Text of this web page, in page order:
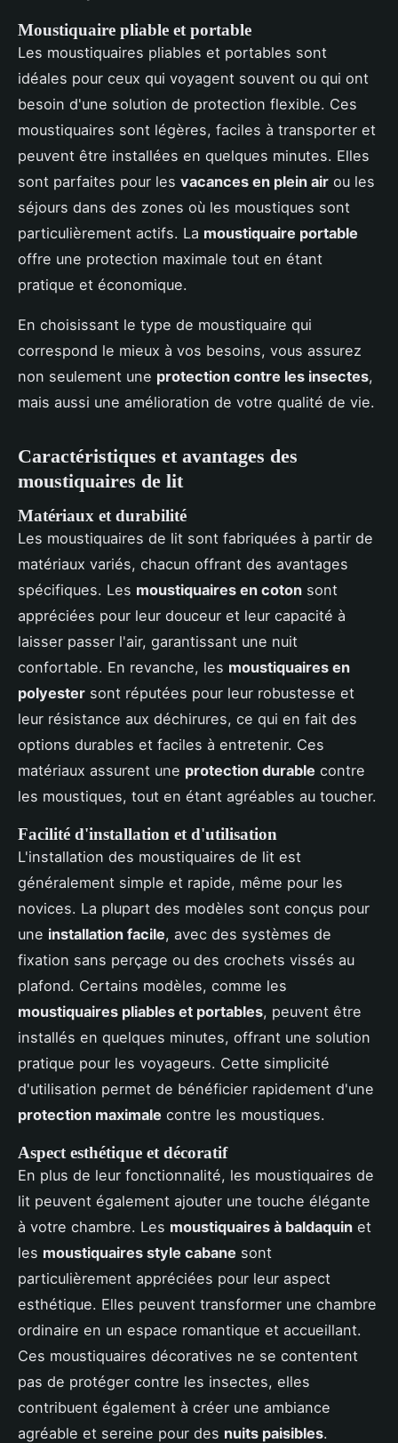
Moustiquaire pliable et portable
Les moustiquaires pliables et portables sont
idéales pour ceux qui voyagent souvent ou qui ont
besoin d'une solution de protection flexible. Ces
moustiquaires sont légères, faciles à transporter et
peuvent être installées en quelques minutes. Elles
sont parfaites pour les vacances en plein air ou les
séjours dans des zones où les moustiques sont
particulièrement actifs. La moustiquaire portable
offre une protection maximale tout en étant
pratique et économique.
En choisissant le type de moustiquaire qui
correspond le mieux à vos besoins, vous assurez
non seulement une protection contre les insectes,
mais aussi une amélioration de votre qualité de vie.
Caractéristiques et avantages des
moustiquaires de lit
Matériaux et durabilité
Les moustiquaires de lit sont fabriquées à partir de
matériaux variés, chacun offrant des avantages
spécifiques. Les moustiquaires en coton sont
appréciées pour leur douceur et leur capacité à
laisser passer l'air, garantissant une nuit
confortable. En revanche, les moustiquaires en
polyester sont réputées pour leur robustesse et
leur résistance aux déchirures, ce qui en fait des
options durables et faciles à entretenir. Ces
matériaux assurent une protection durable contre
les moustiques, tout en étant agréables au toucher.
Facilité d'installation et d'utilisation
L'installation des moustiquaires de lit est
généralement simple et rapide, même pour les
novices. La plupart des modèles sont conçus pour
une installation facile, avec des systèmes de
fixation sans perçage ou des crochets vissés au
plafond. Certains modèles, comme les
moustiquaires pliables et portables, peuvent être
installés en quelques minutes, offrant une solution
pratique pour les voyageurs. Cette simplicité
d'utilisation permet de bénéficier rapidement d'une
protection maximale contre les moustiques.
Aspect esthétique et décoratif
En plus de leur fonctionnalité, les moustiquaires de
lit peuvent également ajouter une touche élégante
à votre chambre. Les moustiquaires à baldaquin et
les moustiquaires style cabane sont
particulièrement appréciées pour leur aspect
esthétique. Elles peuvent transformer une chambre
ordinaire en un espace romantique et accueillant.
Ces moustiquaires décoratives ne se contentent
pas de protéger contre les insectes, elles
contribuent également à créer une ambiance
agréable et sereine pour des nuits paisibles.